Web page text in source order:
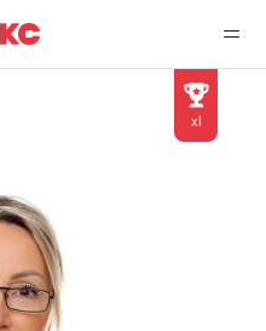
Сравнение
0 объявлений
Услуги
x1